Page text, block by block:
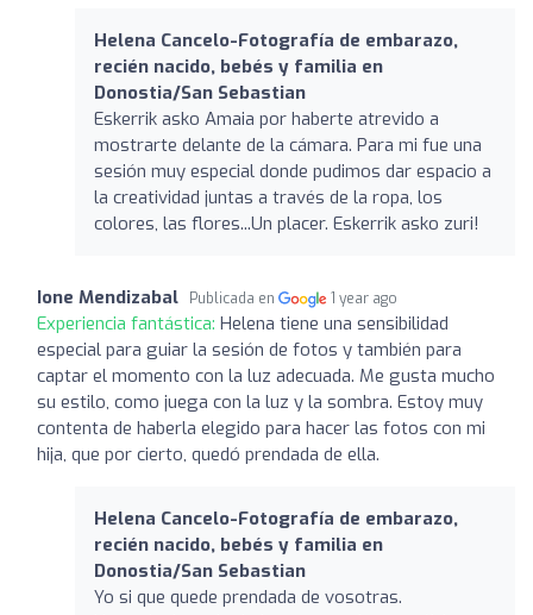
Helena Cancelo-Fotografía de embarazo,
recién nacido, bebés y familia en
Donostia/San Sebastian
Eskerrik asko Amaia por haberte atrevido a
mostrarte delante de la cámara. Para mi fue una
sesión muy especial donde pudimos dar espacio a
la creatividad juntas a través de la ropa, los
colores, las flores...Un placer. Eskerrik asko zuri!
Ione Mendizabal Publicada en 1 year ago
Experiencia fantástica: Helena tiene una sensibilidad
especial para guiar la sesión de fotos y también para
captar el momento con la luz adecuada. Me gusta mucho
su estilo, como juega con la luz y la sombra. Estoy muy
contenta de haberla elegido para hacer las fotos con mi
hija, que por cierto, quedó prendada de ella.
Helena Cancelo-Fotografía de embarazo,
recién nacido, bebés y familia en
Donostia/San Sebastian
Yo si que quede prendada de vosotras.